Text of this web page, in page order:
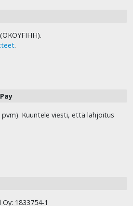
.
pvm). Kuuntele viesti, että lahjoitus
1833754-1